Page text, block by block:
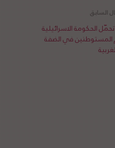
الحكومة الاسرائيلية
المستوطنين في الضفة